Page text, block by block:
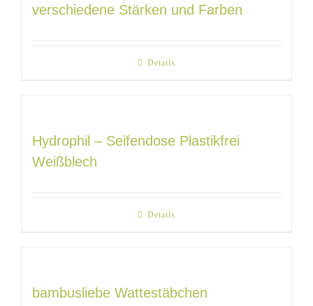
verschiedene Stärken und Farben
Details
Hydrophil – Seifendose Plastikfrei
Weißblech
Details
bambusliebe Wattestäbchen